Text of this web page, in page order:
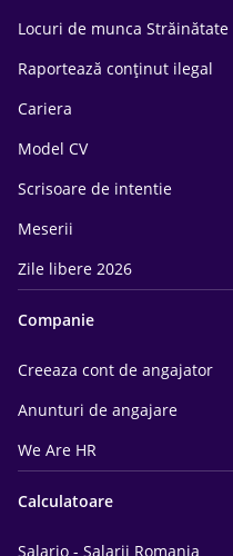
Locuri de munca Străinătate
Raportează conținut ilegal
Cariera
Model CV
Scrisoare de intentie
Meserii
Zile libere 2026
Companie
Creeaza cont de angajator
Anunturi de angajare
We Are HR
Calculatoare
Salario - Salarii Romania